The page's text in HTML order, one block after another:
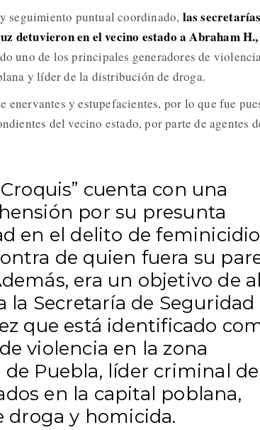
seguimiento puntual coordinado, las
detuvieron en el vecino estado a Abraham H.,
uno de los principales generadores de
y líder de la distribución de droga.
enervantes y estupefacientes, por lo que fue
del vecino estado, por parte de agentes
cuenta con una
por su presunta
en el delito de feminicidio
de quien fuera su
era un objetivo de
la Secretaría de Seguridad
que está identificado
violencia en la zona
Puebla, líder criminal de
en la capital poblana,
y homicida.